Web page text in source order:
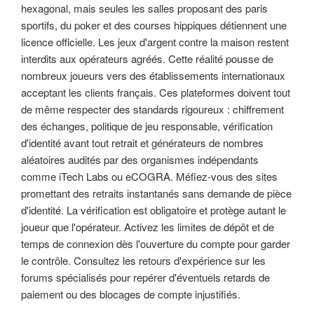
hexagonal, mais seules les salles proposant des paris
sportifs, du poker et des courses hippiques détiennent une
licence officielle. Les jeux d'argent contre la maison restent
interdits aux opérateurs agréés. Cette réalité pousse de
nombreux joueurs vers des établissements internationaux
acceptant les clients français. Ces plateformes doivent tout
de même respecter des standards rigoureux : chiffrement
des échanges, politique de jeu responsable, vérification
d'identité avant tout retrait et générateurs de nombres
aléatoires audités par des organismes indépendants
comme iTech Labs ou eCOGRA. Méfiez-vous des sites
promettant des retraits instantanés sans demande de pièce
d'identité. La vérification est obligatoire et protège autant le
joueur que l'opérateur. Activez les limites de dépôt et de
temps de connexion dès l'ouverture du compte pour garder
le contrôle. Consultez les retours d'expérience sur les
forums spécialisés pour repérer d'éventuels retards de
paiement ou des blocages de compte injustifiés.